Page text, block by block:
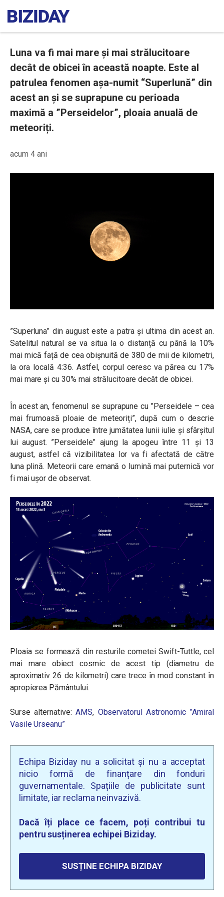
Luna va fi mai mare și mai strălucitoare
decât de obicei în această noapte. Este al
patrulea fenomen așa-numit “Superlună” din
acest an și se suprapune cu perioada
maximă a ”Perseidelor”, ploaia anuală de
meteoriți.
acum 4 ani
”Superluna” din august este a patra și ultima din acest an.
Satelitul natural se va situa la o distanță cu până la 10%
mai mică față de cea obișnuită de 380 de mii de kilometri,
la ora locală 4:36. Astfel, corpul ceresc va părea cu 17%
mai mare și cu 30% mai strălucitoare decât de obicei.
În acest an, fenomenul se suprapune cu ”Perseidele – cea
mai frumoasă ploaie de meteoriți”, după cum o descrie
NASA, care se produce între jumătatea lunii iulie și sfârșitul
lui august. ”Perseidele” ajung la apogeu între 11 și 13
august, astfel că vizibilitatea lor va fi afectată de către
luna plină. Meteorii care emană o lumină mai puternică vor
fi mai ușor de observat.
Ploaia se formează din resturile cometei Swift-Tuttle, cel
mai mare obiect cosmic de acest tip (diametru de
aproximativ 26 de kilometri) care trece în mod constant în
apropierea Pământului.
Surse alternative:AMS, Observatorul Astronomic ”Amiral
Vasile Urseanu”
Echipa Biziday nu a solicitat și nu a acceptat
nicio formă de finanțare din fonduri
guvernamentale. Spațiile de publicitate sunt
limitate, iar reclama neinvazivă.
Dacă îți place ce facem, poți contribui tu
pentru susținerea echipei Biziday.
SUSȚINE ECHIPA BIZIDAY